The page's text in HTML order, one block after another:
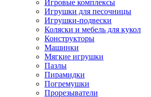
Игровые комплексы
Игрушки для песочницы
Игрушки-подвески
Коляски и мебель для кукол
Конструкторы
Машинки
Мягкие игрушки
Пазлы
Пирамидки
Погремушки
Прорезыватели